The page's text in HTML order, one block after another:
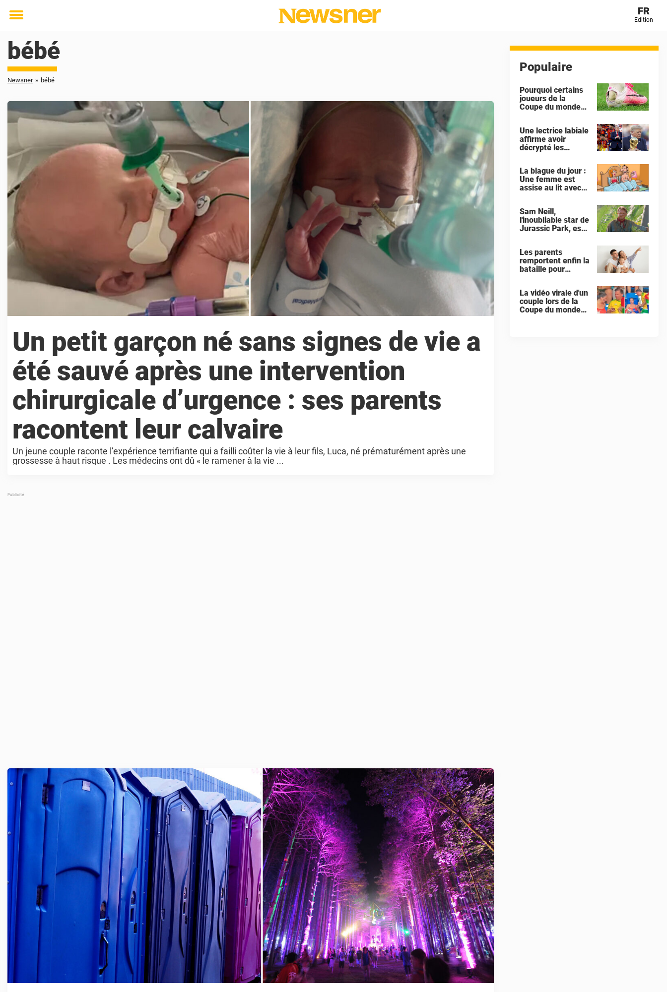
Toggle
FR
Edition
bébé
Newsner » bébé
Un petit garçon né sans signes de vie a
été sauvé après une intervention
chirurgicale d’urgence : ses parents
racontent leur calvaire
Un jeune couple raconte l’expérience terrifiante qui a failli coûter la vie à leur fils, Luca, né prématurément après une
grossesse à haut risque . Les médecins ont dû « le ramener à la vie ...
Populaire
Pourquoi certains
joueurs de la
Coupe du monde
chaussures ?
Une lectrice labiale
affirme avoir
décrypté les
Donald Trump lors
de la célébration
de l'Espagne
La blague du jour :
Une femme est
assise au lit avec
Sam Neill,
l'inoubliable star de
Jurassic Park, est
Les parents
remportent enfin la
bataille pour
interdit »
La vidéo virale d'un
couple lors de la
Coupe du monde